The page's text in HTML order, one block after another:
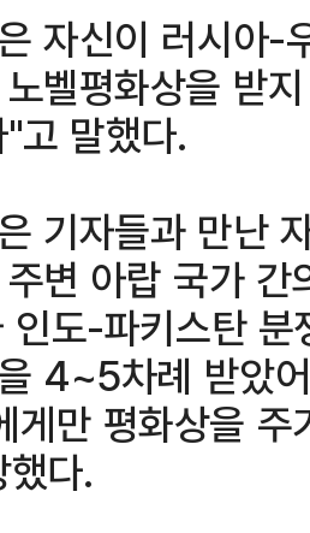
자신이 러시아-
벨평화상을 받
고 말했다.
기자들과 만난
변 아랍 국가
인도-파키스탄
4~5차례 받았
게만 평화상을
다.